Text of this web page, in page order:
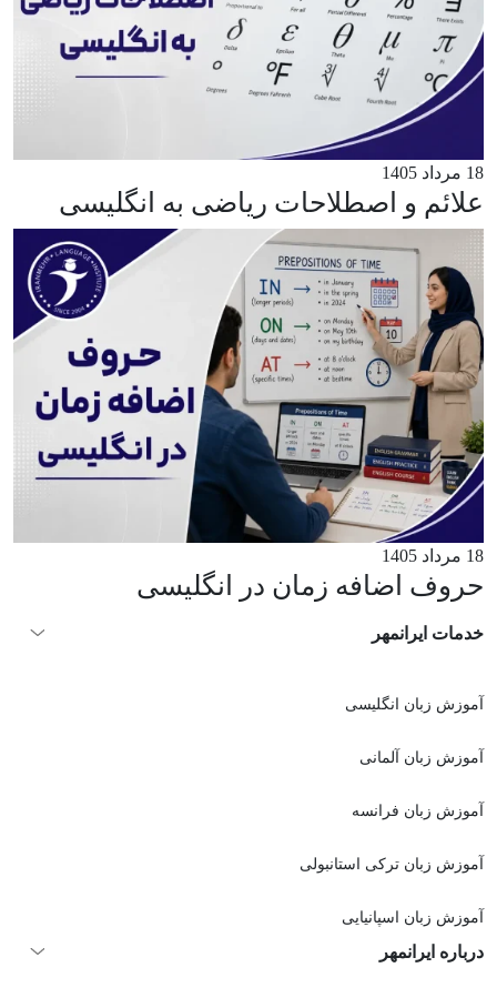
18 مرداد 1405
علائم و اصطلاحات ریاضی به انگلیسی
18 مرداد 1405
حروف اضافه زمان در انگلیسی
خدمات ایرانمهر
آموزش زبان انگلیسی
آموزش زبان آلمانی
آموزش زبان فرانسه
آموزش زبان ترکی استانبولی
آموزش زبان اسپانیایی
درباره ایرانمهر